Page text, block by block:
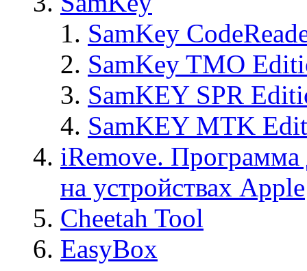
SamKey
SamKey TMO
SamKEY SPR
SamKEY MTK
iRemove. Программа
на устройствах Apple
Cheetah Tool
EasyBox